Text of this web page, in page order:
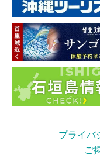
プライバ
ご